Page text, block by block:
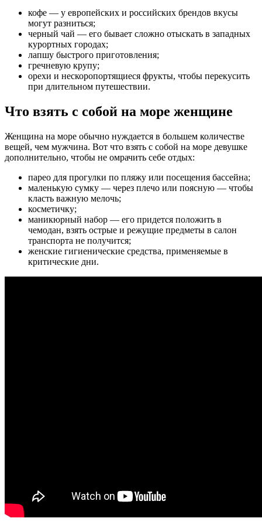
кофе — у европейских и российских брендов вкусы
могут разниться;
черный чай — его бывает сложно отыскать в западных
курортных городах;
лапшу быстрого приготовления;
гречневую крупу;
орехи и нескоропортящиеся фрукты, чтобы перекусить
при длительном путешествии.
Что взять с собой на море женщине
Женщина на море обычно нуждается в большем количестве
вещей, чем мужчина. Вот что взять с собой на море девушке
дополнительно, чтобы не омрачить себе отдых:
парео для прогулки по пляжу или посещения бассейна;
маленькую сумку — через плечо или поясную — чтобы
класть важную мелочь;
косметичку;
маникюрный набор — его придется положить в
чемодан, взять острые и режущие предметы в салон
транспорта не получится;
женские гигиенические средства, применяемые в
критические дни.